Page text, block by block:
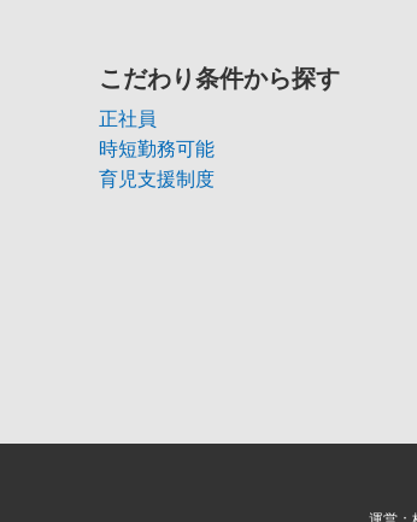
こだわり条件から探す
正社員
時短勤務可能
育児支援制度